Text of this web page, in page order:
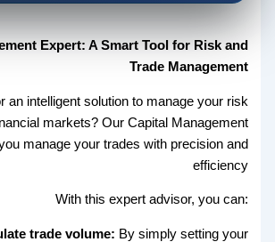
Expert: A Smart Tool for Risk and
Trade Management
an intelligent solution to manage your risk
markets? Our Capital Management
manage your trades with precision and
efficiency
trade volume:By simply setting your